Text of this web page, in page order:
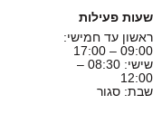
שעות פעילות
ראשון עד חמישי:
09:00 – 17:00
שישי: 08:30 –
12:00
שבת: סגור